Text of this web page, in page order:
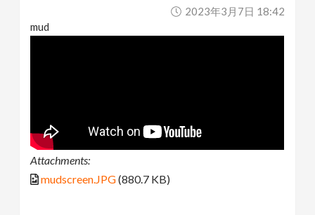
2023年3月7日 18:42
mud
Attachments:
mudscreen.JPG(880.7 KB)